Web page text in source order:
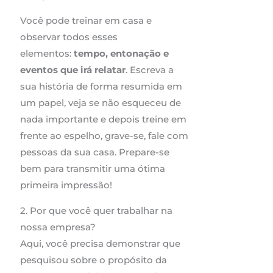
Você pode treinar em casa e
observar todos esses
elementos:tempo, entonação e
eventos que irá relatar. Escreva a
sua história de forma resumida em
um papel, veja se não esqueceu de
nada importante e depois treine em
frente ao espelho, grave-se, fale com
pessoas da sua casa. Prepare-se
bem para transmitir uma ótima
primeira impressão!
2. Por que você quer trabalhar na
nossa empresa?
Aqui, você precisa demonstrar que
pesquisou sobre o propósito da